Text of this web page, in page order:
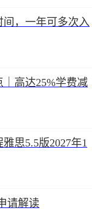
，一年可多次入
高达25%学费减
思5.5版2027年1
请解读